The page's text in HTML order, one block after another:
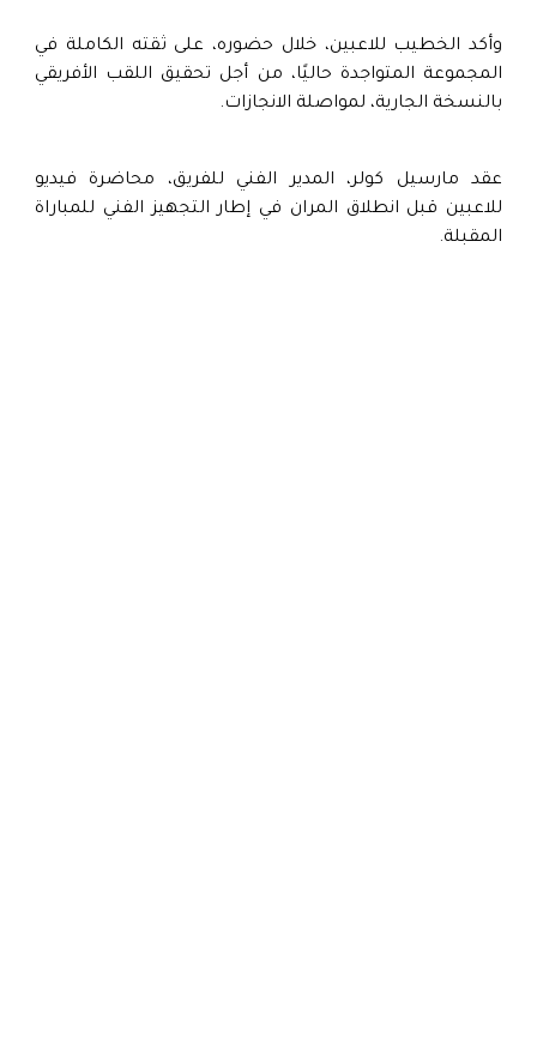
وأكد الخطيب للاعبين، خلال حضوره، على ثقته الكاملة في
المجموعة المتواجدة حاليًا، من أجل تحقيق اللقب الأفريقي
بالنسخة الجارية، لمواصلة الانجازات.
عقد مارسيل كولر، المدير الفني للفريق، محاضرة فيديو
للاعبين قبل انطلاق المران في إطار التجهيز الفني للمباراة
المقبلة.